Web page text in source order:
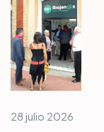
28 julio 2026